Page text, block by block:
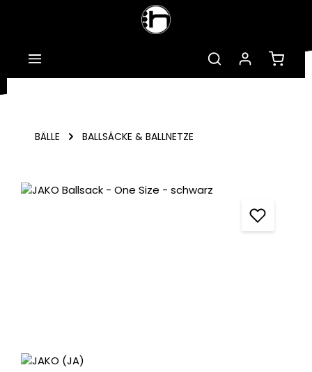
Zum Hauptinhalt springen
BÄLLE BALLSÄCKE & BALLNETZE
Bildergalerie überspringen